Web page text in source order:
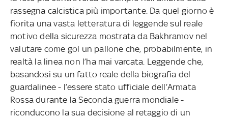
rassegna calcistica più importante. Da quel giorno è
fiorita una vasta letteratura di leggende sul reale
motivo della sicurezza mostrata da Bakhramov nel
valutare come gol un pallone che, probabilmente, in
realtà la linea non l’ha mai varcata. Leggende che,
basandosi su un fatto reale della biografia del
guardalinee - l’essere stato ufficiale dell’Armata
Rossa durante la Seconda guerra mondiale -
riconducono la sua decisione al retaggio di un